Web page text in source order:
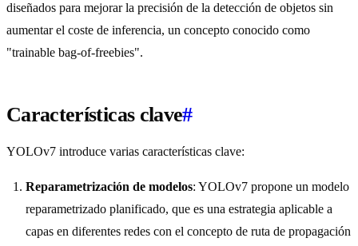
diseñados para mejorar la precisión de la detección de objetos sin
aumentar el coste de inferencia, un concepto conocido como
"trainable bag-of-freebies".
Características clave#
YOLOv7 introduce varias características clave:
Reparametrización de modelos: YOLOv7 propone un modelo
reparametrizado planificado, que es una estrategia aplicable a
capas en diferentes redes con el concepto de ruta de propagación